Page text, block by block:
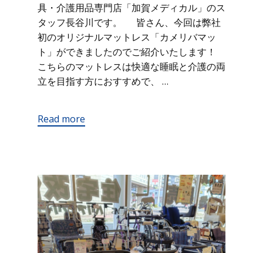
具・介護用品専門店「加賀メディカル」のス
タッフ長谷川です。 皆さん、今回は弊社
初のオリジナルマットレス「カメリバマッ
ト」ができましたのでご紹介いたします！
こちらのマットレスは快適な睡眠と介護の両
立を目指す方におすすめで、 …
Read more